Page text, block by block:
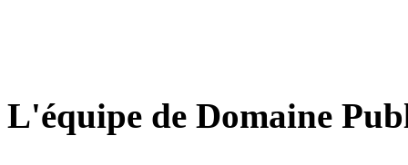
L'équipe de Domaine